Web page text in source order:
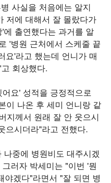
사실을 처음에는 알지
저에 대해서 잘 몰랐다가
에 출연했다는 과거를 알
'병원 근처에서 스케줄 끝
요'라고 했는데 언니가 매
회상했다.
요' 성적을 긍정적으로
이 나온 후 세미 언니랑 같
지께서 원래 잘 안 웃으시
으시더라"라고 전했다.
중에 병원비도 대주시겠
러자 박세미는 "이번 '뭔
야겠다"라면서 "잘 되면 병